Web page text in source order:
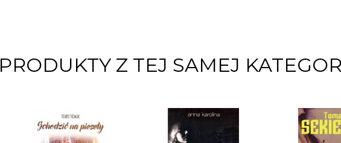
PRODUKTY Z TEJ SAMEJ